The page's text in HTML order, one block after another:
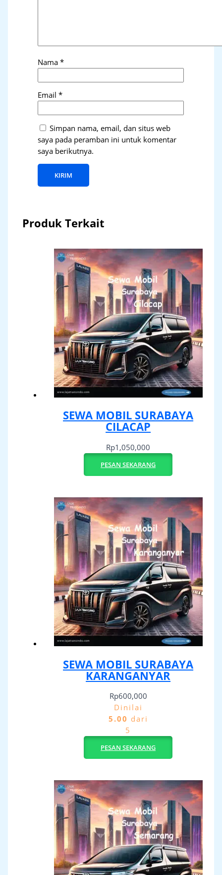
Nama*
Email*
Simpan nama, email, dan situs web
saya pada peramban ini untuk komentar
saya berikutnya.
Produk Terkait
SEWA MOBIL SURABAYA
CILACAP
Rp1,050,000
PESAN SEKARANG
SEWA MOBIL SURABAYA
KARANGANYAR
Rp600,000
Dinilai
5.00 dari
5
PESAN SEKARANG